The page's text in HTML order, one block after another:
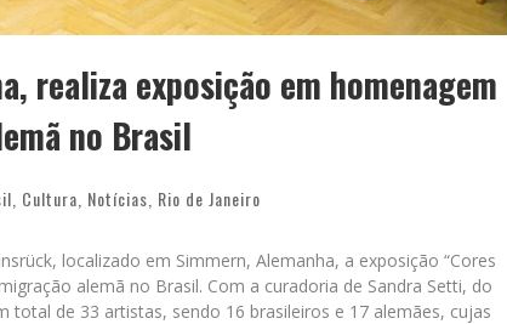
realiza exposição em homenagem
no Brasil
Cultura Notícias Rio de Janeiro
localizado em Simmern, Alemanha, a exposição “Cores
alemã no Brasil. Com a curadoria de Sandra Setti, do
total de 33 artistas, sendo 16 brasileiros e 17 alemães, cujas